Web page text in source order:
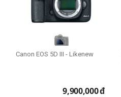
Canon EOS 5D III - Likenew
9,900,000đ